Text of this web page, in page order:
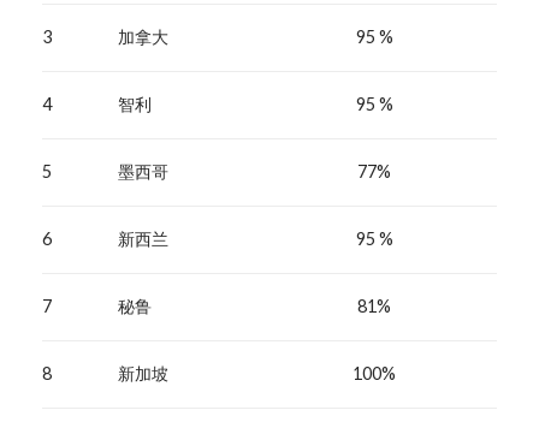
3 加拿大 95 %
4 智利 95 %
5 墨西哥 77%
6 新西兰 95 %
7 秘鲁 81%
8 新加坡 100%